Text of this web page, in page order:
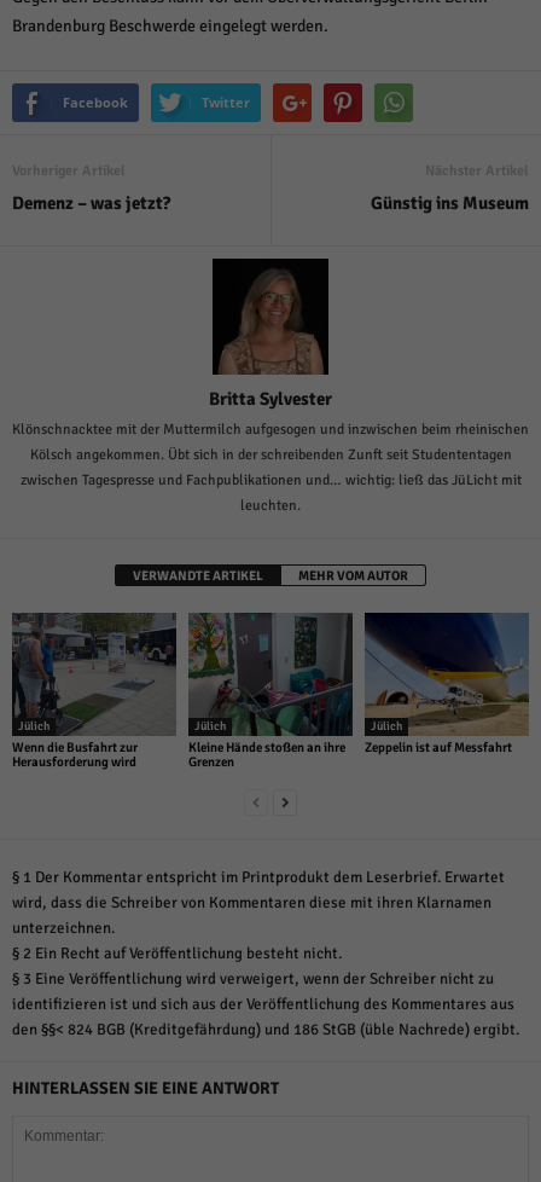
Brandenburg Beschwerde eingelegt werden.
Facebook Twitter
Vorheriger Artikel
Demenz – was jetzt?
Nächster Artikel
Günstig ins Museum
Britta Sylvester
Klönschnacktee mit der Muttermilch aufgesogen und inzwischen beim rheinischen
Kölsch angekommen. Übt sich in der schreibenden Zunft seit Studententagen
zwischen Tagespresse und Fachpublikationen und… wichtig: ließ das JüLicht mit
leuchten.
VERWANDTE ARTIKEL MEHR VOM AUTOR
Jülich
Wenn die Busfahrt zur
Herausforderung wird
Jülich
Kleine Hände stoßen an ihre
Grenzen
Jülich
Zeppelin ist auf Messfahrt
§ 1 Der Kommentar entspricht im Printprodukt dem Leserbrief. Erwartet
wird, dass die Schreiber von Kommentaren diese mit ihren Klarnamen
unterzeichnen.
§ 2 Ein Recht auf Veröffentlichung besteht nicht.
§ 3 Eine Veröffentlichung wird verweigert, wenn der Schreiber nicht zu
identifizieren ist und sich aus der Veröffentlichung des Kommentares aus
den §§< 824 BGB (Kreditgefährdung) und 186 StGB (üble Nachrede) ergibt.
HINTERLASSEN SIE EINE ANTWORT